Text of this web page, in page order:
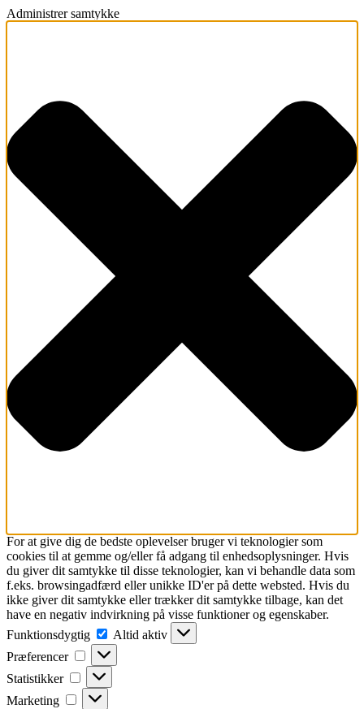
Administrer samtykke
For at give dig de bedste oplevelser bruger vi teknologier som
cookies til at gemme og/eller få adgang til enhedsoplysninger. Hvis
du giver dit samtykke til disse teknologier, kan vi behandle data som
f.eks. browsingadfærd eller unikke ID'er på dette websted. Hvis du
ikke giver dit samtykke eller trækker dit samtykke tilbage, kan det
have en negativ indvirkning på visse funktioner og egenskaber.
Funktionsdygtig
Funktionsdygtig
Altid aktiv
Præferencer
Præferencer
Statistikker Statistikker
Marketing Marketing